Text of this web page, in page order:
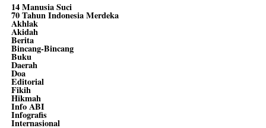
14 Manusia Suci
70 Tahun Indonesia Merdeka
Akhlak
Akidah
Berita
Bincang-Bincang
Buku
Daerah
Doa
Editorial
Fikih
Hikmah
Info ABI
Infografis
Internasional